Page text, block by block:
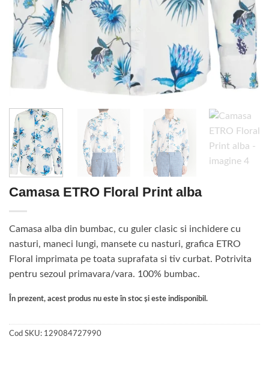
Camasa ETRO Floral Print alba
Camasa alba din bumbac, cu guler clasic si inchidere cu
nasturi, maneci lungi, mansete cu nasturi, grafica ETRO
Floral imprimata pe toata suprafata si tiv curbat. Potrivita
pentru sezoul primavara/vara. 100% bumbac.
În prezent, acest produs nu este în stoc și este indisponibil.
Cod SKU: 129084727990